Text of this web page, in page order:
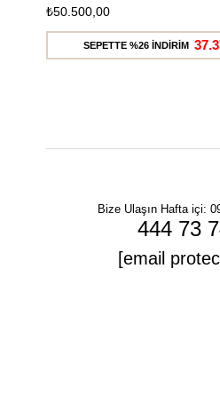
₺50.500,00
SEPETTE %26 İNDİRİM
Bize Ulaşın
444 73
[email
Hafta içi: